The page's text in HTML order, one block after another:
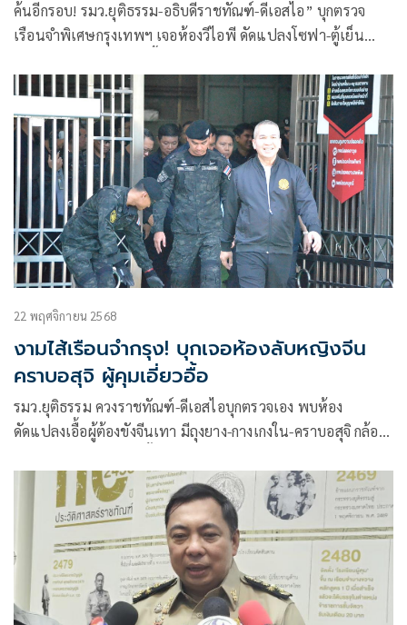
ค้นอีกรอบ! รมว.ยุติธรรม-อธิบดีราชทัณฑ์-ดีเอสไอ” บุกตรวจ
เรือนจำพิเศษกรุงเทพฯ เจอห้องวีไอพี ดัดแปลงโซฟา-ตู้เย็น
22 พฤศจิกายน 2568
งามไส้เรือนจำกรุง! บุกเจอห้องลับหญิงจีน
คราบอสุจิ ผู้คุมเอี่ยวอื้อ
รมว.ยุติธรรม ควงราชทัณฑ์-ดีเอสไอบุกตรวจเอง พบห้อง
ดัดแปลงเอื้อผู้ต้องขังจีนเทา มีถุงยาง-กางเกงใน-คราบอสุจิ กล้อง
เกี่ยวข้องพุ่งเกิน 20 คน